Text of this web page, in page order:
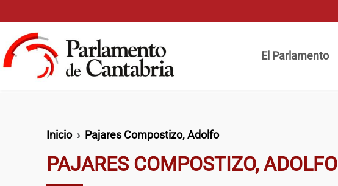
El Parlamento
Ruta de navegación
Inicio Pajares Compostizo, Adolfo
PAJARES COMPOSTIZO, ADOLFO